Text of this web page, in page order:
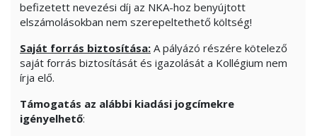
befizetett nevezési díj az NKA-hoz benyújtott
elszámolásokban nem szerepeltethető költség!
Saját forrás biztosítása: A pályázó részére kötelező
saját forrás biztosítását és igazolását a Kollégium nem
írja elő.
Támogatás az alábbi kiadási jogcímekre
igényelhető: